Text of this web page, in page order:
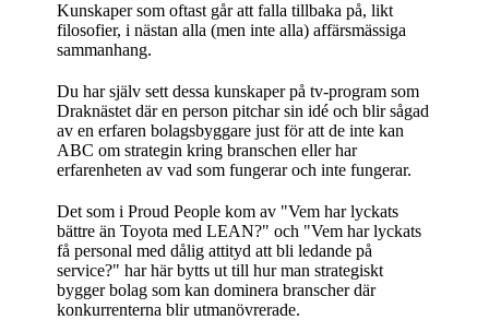
Kunskaper som oftast går att falla tillbaka på, likt
filosofier, i nästan alla (men inte alla) affärsmässiga
sammanhang.
Du har själv sett dessa kunskaper på tv-program som
Draknästet där en person pitchar sin idé och blir sågad
av en erfaren bolagsbyggare just för att de inte kan
ABC om strategin kring branschen eller har
erfarenheten av vad som fungerar och inte fungerar.
Det som i Proud People kom av "Vem har lyckats
bättre än Toyota med LEAN?" och "Vem har lyckats
få personal med dålig attityd att bli ledande på
service?" har här bytts ut till hur man strategiskt
bygger bolag som kan dominera branscher där
konkurrenterna blir utmanövrerade.